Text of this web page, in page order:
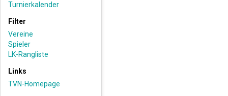
Turnierkalender
Filter
Vereine
Spieler
LK-Rangliste
Links
TVN-Homepage